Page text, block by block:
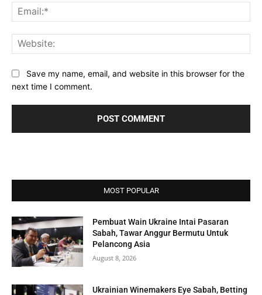
Save my name, email, and website in this browser for the
next time I comment.
MOST POPULAR
Pembuat Wain Ukraine Intai Pasaran
Sabah, Tawar Anggur Bermutu Untuk
Pelancong Asia
August 8, 2026
Ukrainian Winemakers Eye Sabah, Betting